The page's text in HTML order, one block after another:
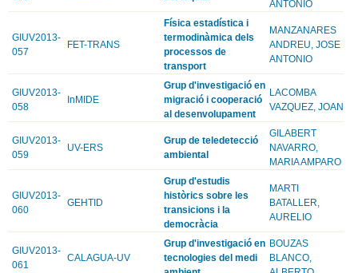
ANTONIO
GIUV2013-
057
FET-TRANS
Física estadística i
termodinàmica dels
processos de
transport
MANZANARES
ANDREU, JOSE
ANTONIO
GIUV2013-
058
InMIDE
Grup d'investigació en
migració i cooperació
al desenvolupament
LACOMBA
VAZQUEZ, JOAN
GIUV2013-
059
UV-ERS
Grup de teledetecció
ambiental
GILABERT
NAVARRO,
MARIA AMPARO
GIUV2013-
060
GEHTID
Grup d'estudis
històrics sobre les
transicions i la
democràcia
MARTI
BATALLER,
AURELIO
GIUV2013-
061
CALAGUA-UV
Grup d'investigació en
tecnologies del medi
BOUZAS
BLANCO,